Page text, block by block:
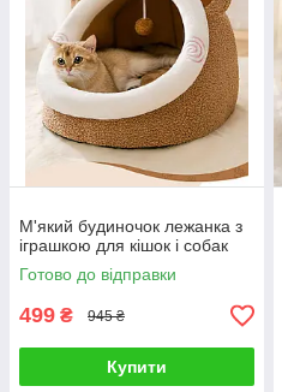
М'який будиночок лежанка з
іграшкою для кішок і собак
Готово до відправки
499 ₴ 945 ₴
Купити